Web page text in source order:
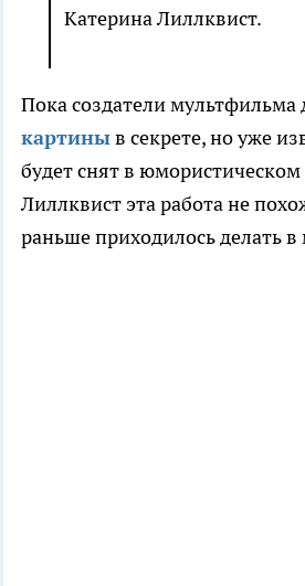
Катерина Лиллквист.
Пока создатели мультфильма
картиныв секрете, но уже
будет снят в
Лиллквист эта работа не
раньше приходилось делать